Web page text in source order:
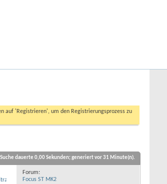
auf 'Registrieren', um den Registrierungsprozess zu
dauerte 0,00Sekunden; generiert vor 31 Minute(n).
Forum:
Focus ST MK2